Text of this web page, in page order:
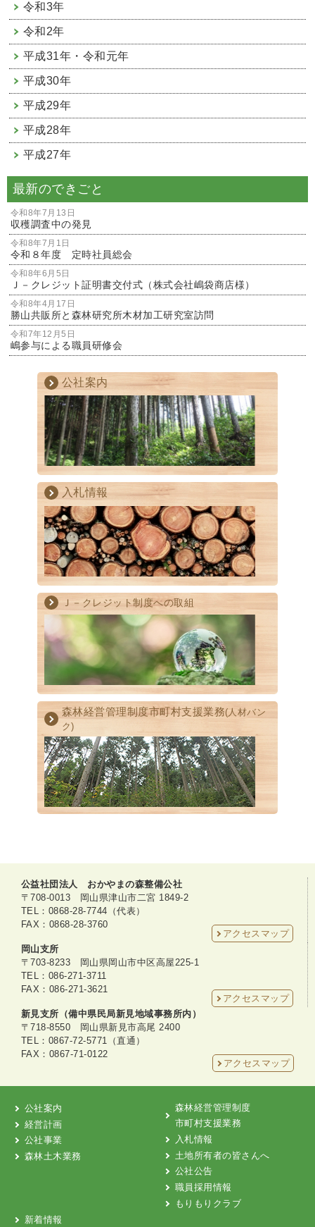
令和3年
令和2年
平成31年・令和元年
平成30年
平成29年
平成28年
平成27年
最新のできごと
令和8年7月13日
収穫調査中の発見
令和8年7月1日
令和８年度 定時社員総会
令和8年6月5日
Ｊ－クレジット証明書交付式（株式会社嶋袋商店様）
令和8年4月17日
勝山共販所と森林研究所木材加工研究室訪問
令和7年12月5日
嶋参与による職員研修会
公社案内
入札情報
Ｊ－クレジット制度への取組
森林経営管理制度市町村支援業務(人材バン
ク)
公益社団法人 おかやまの森整備公社
〒708-0013 岡山県津山市二宮 1849-2
TEL：0868-28-7744（代表）
FAX：0868-28-3760
アクセスマップ
岡山支所
〒703-8233 岡山県岡山市中区高屋225-1
TEL：086-271-3711
FAX：086-271-3621
アクセスマップ
新見支所（備中県民局新見地域事務所内）
〒718-8550 岡山県新見市高尾 2400
TEL：0867-72-5771（直通）
FAX：0867-71-0122
アクセスマップ
公社案内
経営計画
公社事業
森林土木業務
森林経営管理制度
市町村支援業務
入札情報
土地所有者の皆さんへ
公社公告
職員採用情報
もりもりクラブ
新着情報